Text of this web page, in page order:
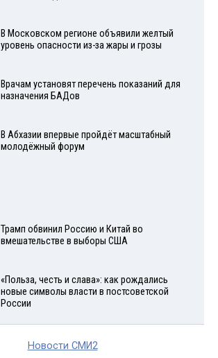
В Московском регионе объявили желтый
уровень опасности из-за жары и грозы
Врачам установят перечень показаний для
назначения БАДов
В Абхазии впервые пройдёт масштабный
молодёжный форум
Трамп обвинил Россию и Китай во
вмешательстве в выборы США
«Польза, честь и слава»: как рождались
новые символы власти в постсоветской
России
Новости СМИ2